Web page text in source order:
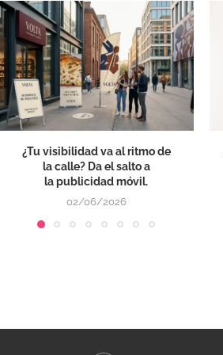
¿Tu visibilidad va al ritmo de
la calle? Da el salto a
la publicidad móvil.
02/06/2026